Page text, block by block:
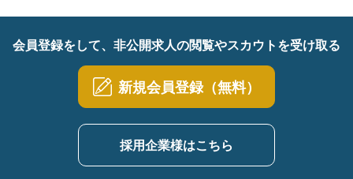
会員登録をして、非公開求人の閲覧やスカウトを受け取る
新規会員登録（無料）
採用企業様はこちら